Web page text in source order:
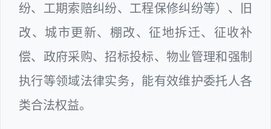
纷、工期索赔纠纷、工程保修纠纷等）、旧
改、城市更新、棚改、征地拆迁、征收补
偿、政府采购、招标投标、物业管理和强制
执行等领域法律实务，能有效维护委托人各
类合法权益。